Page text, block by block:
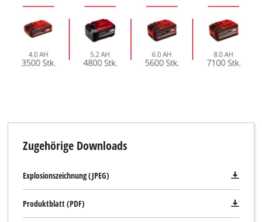
Zugehörige Downloads
Explosionszeichnung (JPEG)
Produktblatt (PDF)